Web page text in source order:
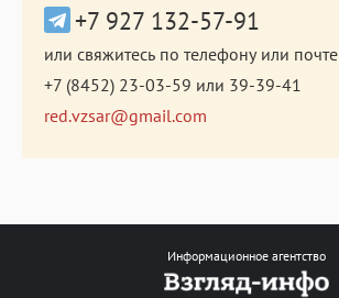
+7 927 132-57-91
или свяжитесь по телефону или почте
+7 (8452) 23-03-59 или 39-39-41
red.vzsar@gmail.com
Информационное агентство